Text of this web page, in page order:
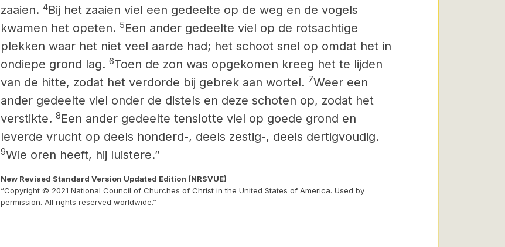
zaaien. 4Bij het zaaien viel een gedeelte op de weg en de vogels
kwamen het opeten. 5Een ander gedeelte viel op de rotsachtige
plekken waar het niet veel aarde had; het schoot snel op omdat het in
ondiepe grond lag. 6Toen de zon was opgekomen kreeg het te lijden
van de hitte, zodat het verdorde bij gebrek aan wortel. 7Weer een
ander gedeelte viel onder de distels en deze schoten op, zodat het
verstikte. 8Een ander gedeelte tenslotte viel op goede grond en
leverde vrucht op deels honderd-, deels zestig-, deels dertigvoudig.
9Wie oren heeft, hij luistere.”
New Revised Standard Version Updated Edition (NRSVUE)
“Copyright © 2021 National Council of Churches of Christ in the United States of America. Used by
permission. All rights reserved worldwide.”